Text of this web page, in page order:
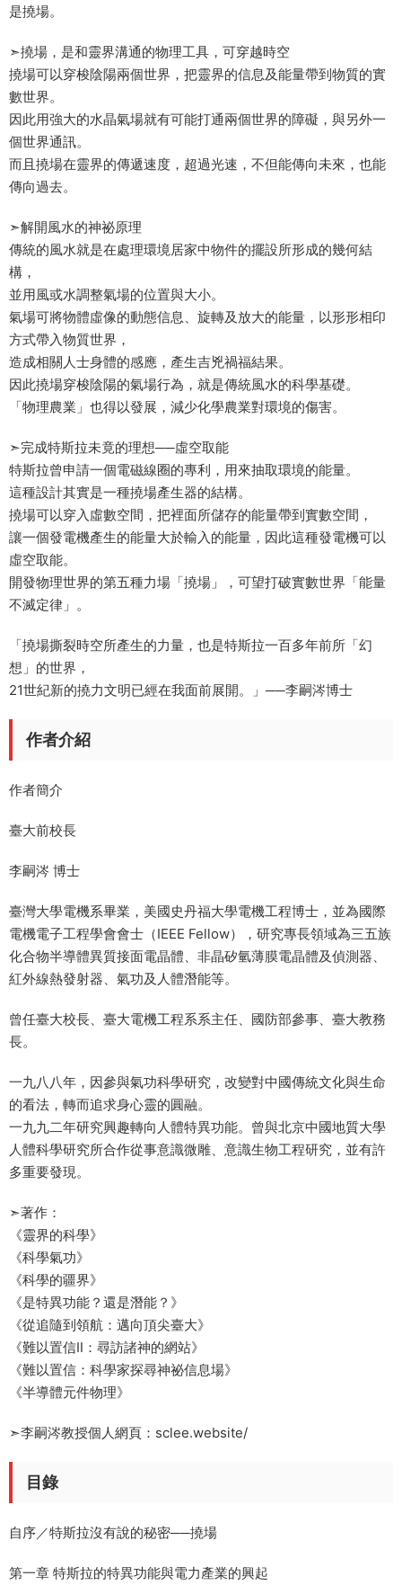
是撓場。
➣撓場，是和靈界溝通的物理工具，可穿越時空
撓場可以穿梭陰陽兩個世界，把靈界的信息及能量帶到物質的實
數世界。
因此用強大的水晶氣場就有可能打通兩個世界的障礙，與另外一
個世界通訊。
而且撓場在靈界的傳遞速度，超過光速，不但能傳向未來，也能
傳向過去。
➣解開風水的神祕原理
傳統的風水就是在處理環境居家中物件的擺設所形成的幾何結
構，
並用風或水調整氣場的位置與大小。
氣場可將物體虛像的動態信息、旋轉及放大的能量，以形形相印
方式帶入物質世界，
造成相關人士身體的感應，產生吉兇禍福結果。
因此撓場穿梭陰陽的氣場行為，就是傳統風水的科學基礎。
「物理農業」也得以發展，減少化學農業對環境的傷害。
➣完成特斯拉未竟的理想──虛空取能
特斯拉曾申請一個電磁線圈的專利，用來抽取環境的能量。
這種設計其實是一種撓場產生器的結構。
撓場可以穿入虛數空間，把裡面所儲存的能量帶到實數空間，
讓一個發電機產生的能量大於輸入的能量，因此這種發電機可以
虛空取能。
開發物理世界的第五種力場「撓場」，可望打破實數世界「能量
不滅定律」。
「撓場撕裂時空所產生的力量，也是特斯拉一百多年前所「幻
想」的世界，
21世紀新的撓力文明已經在我面前展開。」──李嗣涔博士
作者介紹
作者簡介
臺大前校長
李嗣涔 博士
臺灣大學電機系畢業，美國史丹福大學電機工程博士，並為國際
電機電子工程學會會士（IEEE Fellow），研究專長領域為三五族
化合物半導體異質接面電晶體、非晶矽氫薄膜電晶體及偵測器、
紅外線熱發射器、氣功及人體潛能等。
曾任臺大校長、臺大電機工程系系主任、國防部參事、臺大教務
長。
一九八八年，因參與氣功科學研究，改變對中國傳統文化與生命
的看法，轉而追求身心靈的圓融。
一九九二年研究興趣轉向人體特異功能。曾與北京中國地質大學
人體科學研究所合作從事意識微雕、意識生物工程研究，並有許
多重要發現。
➣著作：
《靈界的科學》
《科學氣功》
《科學的疆界》
《是特異功能？還是潛能？》
《從追隨到領航：邁向頂尖臺大》
《難以置信Ⅱ：尋訪諸神的網站》
《難以置信：科學家探尋神祕信息場》
《半導體元件物理》
➣李嗣涔教授個人網頁：sclee.website/
目錄
自序／特斯拉沒有說的秘密──撓場
第一章 特斯拉的特異功能與電力產業的興起